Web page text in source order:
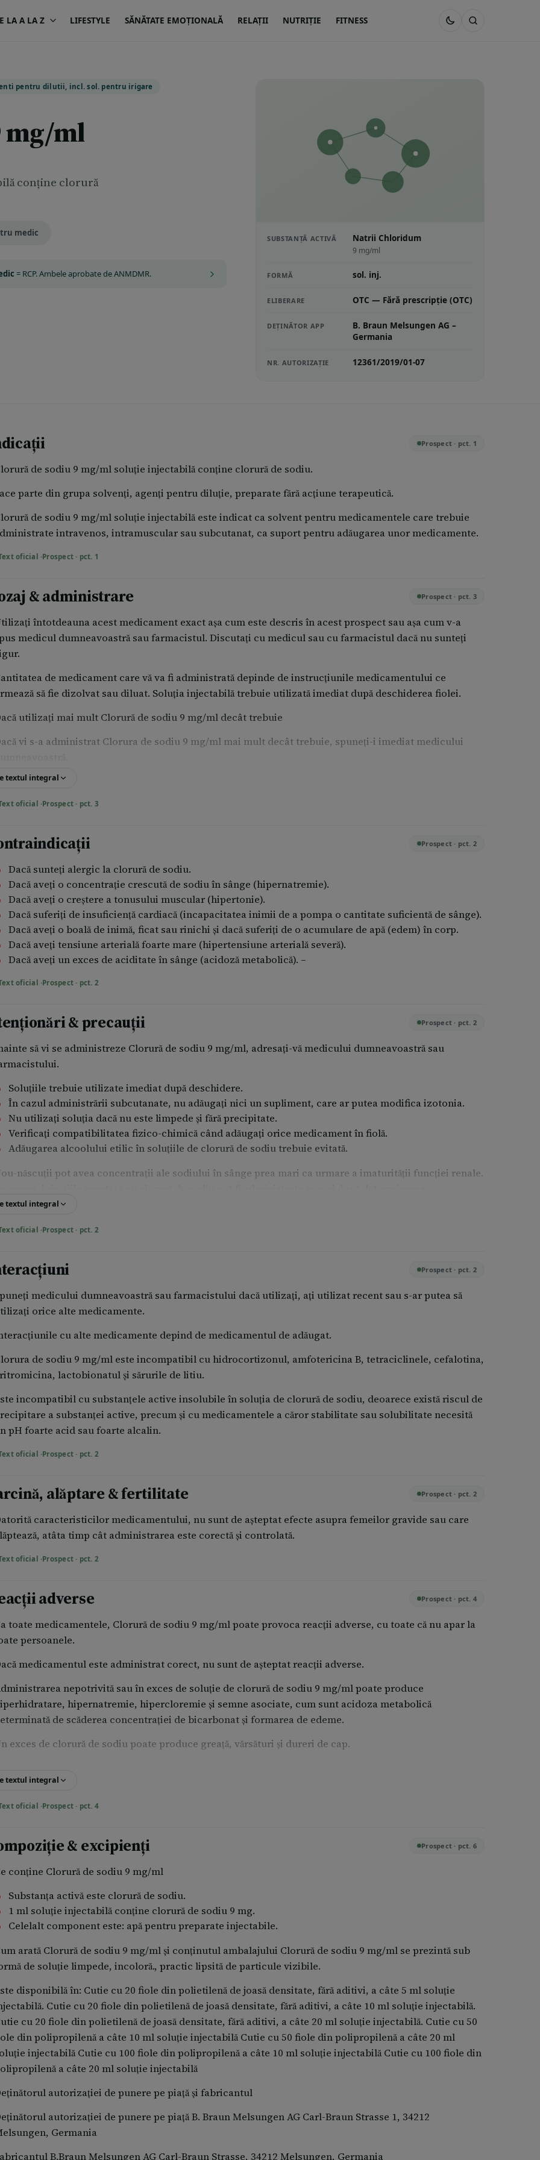
LA A LA Z LIFESTYLE SĂNĂTATE EMOȚIONALĂ RELAȚII NUTRIȚIE FITNESS
pentru dilutii, incl. sol. pentru irigare
mg/ml
conţine clorură
medic
= RCP. Ambele aprobate de ANMDMR.
SUBSTANȚĂ ACTIVĂ Natrii Chloridum
9 mg/ml
FORMĂ sol. inj.
ELIBERARE OTC — Fără prescripție (OTC)
DEȚINĂTOR APP
B. Braun Melsungen AG –
Germania
NR. AUTORIZAȚIE 12361/2019/01-07
Prospect · pct. 1
de sodiu 9 mg/ml soluţie injectabilă conţine clorură de sodiu.
parte din grupa solvenţi, agenți pentru diluţie, preparate fără acțiune terapeutică.
de sodiu 9 mg/ml soluţie injectabilă este indicat ca solvent pentru medicamentele care trebuie
intravenos, intramuscular sau subcutanat, ca suport pentru adăugarea unor medicamente.
oficial ·Prospect · pct. 1
& administrare Prospect · pct. 3
întotdeauna acest medicament exact aşa cum este descris în acest prospect sau aşa cum v-a
medicul dumneavoastră sau farmacistul. Discutaţi cu medicul sau cu farmacistul dacă nu sunteţi
de medicament care vă va fi administrată depinde de instrucţiunile medicamentului ce
să fie dizolvat sau diluat. Soluția injectabilă trebuie utilizată imediat după deschiderea fiolei.
utilizaţi mai mult Clorură de sodiu 9 mg/ml decât trebuie
vi s-a administrat Clorura de sodiu 9 mg/ml mai mult decât trebuie, spuneţi-i imediat medicului
naturii medicamentului, nu există niciun risc de intoxicaţie, dacă indicaţia şi administrarea lui
sunt corecte şi controlate.
interne, greaţă, vărsături, diaree, crampe abdominale, sete, scăderea secreţiei salivare,
febră, hipotensiune arterială, tahicardie, insuficienţă renală, edem pulmonar, acidoză,
respiratorie, dureri de cap, vertij, iritabilitate, spasme musculare, rigiditate, comă şi deces.
caz că aveţi vreun simptom de intoxicaţie, administrarea va fi întreruptă şi se va stabili un tratament
simptomatic.
copii şi adolescenţi, coma şi convulsiile pot persista din cauza deshidratării celulare. De asemenea,
apărea insuficienţă respiratorie cu respiraţie rapidă şi eritem al nasului.
de informaţii toxicologice.
sau farmacistului.
textul integral
oficial ·Prospect · pct. 3
Prospect · pct. 2
Dacă sunteţi alergic la clorură de sodiu.
Dacă aveţi o concentraţie crescută de sodiu în sânge (hipernatremie).
Dacă aveţi o creştere a tonusului muscular (hipertonie).
Dacă suferiţi de insuficienţă cardiacă (incapacitatea inimii de a pompa o cantitate suficientă de sânge).
Dacă aveţi o boală de inimă, ficat sau rinichi şi dacă suferiţi de o acumulare de apă (edem) în corp.
Dacă aveţi tensiune arterială foarte mare (hipertensiune arterială severă).
Dacă aveţi un exces de aciditate în sânge (acidoză metabolică). –
oficial ·Prospect · pct. 2
& precauții Prospect · pct. 2
să vi se administreze Clorură de sodiu 9 mg/ml, adresaţi-vă medicului dumneavoastră sau
Soluţiile trebuie utilizate imediat după deschidere.
În cazul administrării subcutanate, nu adăugaţi nici un supliment, care ar putea modifica izotonia.
Nu utilizaţi soluţia dacă nu este limpede şi fără precipitate.
Verificaţi compatibilitatea fizico-chimică când adăugaţi orice medicament în fiolă.
Adăugarea alcoolului etilic în soluţiile de clorură de sodiu trebuie evitată.
născuţii pot avea concentraţii ale sodiului în sânge prea mari ca urmare a imaturităţii funcţiei renale.
sodiului în sânge.
de sodiu trebuie utilizată cu precauţie la pacienţii cu hipertensiune arterială, insuficienţă
alte boli ale ficatului, hipervolemie, obstrucţia tractului urinar, hipoproteinemie şi alte afecţiuni sau
(de exemplu cu corticosteroizi) asociate cu retenţie de sodiu.
textul integral
oficial ·Prospect · pct. 2
Prospect · pct. 2
medicului dumneavoastră sau farmacistului dacă utilizaţi, aţi utilizat recent sau s-ar putea să
orice alte medicamente.
cu alte medicamente depind de medicamentul de adăugat.
de sodiu 9 mg/ml este incompatibil cu hidrocortizonul, amfotericina B, tetraciclinele, cefalotina,
lactobionatul şi sărurile de litiu.
incompatibil cu substanţele active insolubile în soluţia de clorură de sodiu, deoarece există riscul de
a substanţei active, precum şi cu medicamentele a căror stabilitate sau solubilitate necesită
pH foarte acid sau foarte alcalin.
oficial ·Prospect · pct. 2
alăptare & fertilitate Prospect · pct. 2
caracteristicilor medicamentului, nu sunt de aşteptat efecte asupra femeilor gravide sau care
atâta timp cât administrarea este corectă şi controlată.
oficial ·Prospect · pct. 2
adverse Prospect · pct. 4
toate medicamentele, Clorură de sodiu 9 mg/ml poate provoca reacţii adverse, cu toate că nu apar la
persoanele.
medicamentul este administrat corect, nu sunt de aşteptat reacţii adverse.
nepotrivită sau în exces de soluţie de clorură de sodiu 9 mg/ml poate produce
hipernatremie, hipercloremie şi semne asociate, cum sunt acidoza metabolică
de scăderea concentraţiei de bicarbonat şi formarea de edeme.
exces de clorură de sodiu poate produce greaţă, vărsături şi dureri de cap.
sau farmacistului. Acestea includ orice reacții adverse nemenționate în acest prospect.
Medicale din România Str. Aviator Sănătescu nr. 48, sector 1 Bucureşti 011478-RO e-mail:
Website: www.anm.ro Raportând reacţiile adverse, puteţi contribui la furnizarea de
suplimentare privind siguranţa acestui medicament.
textul integral
oficial ·Prospect · pct. 4
& excipienți Prospect · pct. 6
conţine Clorură de sodiu 9 mg/ml
Substanţa activă este clorură de sodiu.
1 ml soluţie injectabilă conţine clorură de sodiu 9 mg.
Celelalt component este: apă pentru preparate injectabile.
arată Clorură de sodiu 9 mg/ml şi conţinutul ambalajului Clorură de sodiu 9 mg/ml se prezintă sub
de soluţie limpede, incoloră., practic lipsită de particule vizibile.
disponibilă în: Cutie cu 20 fiole din polietilenă de joasă densitate, fără aditivi, a câte 5 ml soluţie
Cutie cu 20 fiole din polietilenă de joasă densitate, fără aditivi, a câte 10 ml soluţie injectabilă.
cu 20 fiole din polietilenă de joasă densitate, fără aditivi, a câte 20 ml soluţie injectabilă. Cutie cu 50
din polipropilenă a câte 10 ml soluţie injectabilă Cutie cu 50 fiole din polipropilenă a câte 20 ml
injectabilă Cutie cu 100 fiole din polipropilenă a câte 10 ml soluţie injectabilă Cutie cu 100 fiole din
a câte 20 ml soluţie injectabilă
autorizaţiei de punere pe piaţă şi fabricantul
autorizaţiei de punere pe piaţă B. Braun Melsungen AG Carl-Braun Strasse 1, 34212
Germania
B.Braun Melsungen AG Carl-Braun Strasse, 34212 Melsungen, Germania